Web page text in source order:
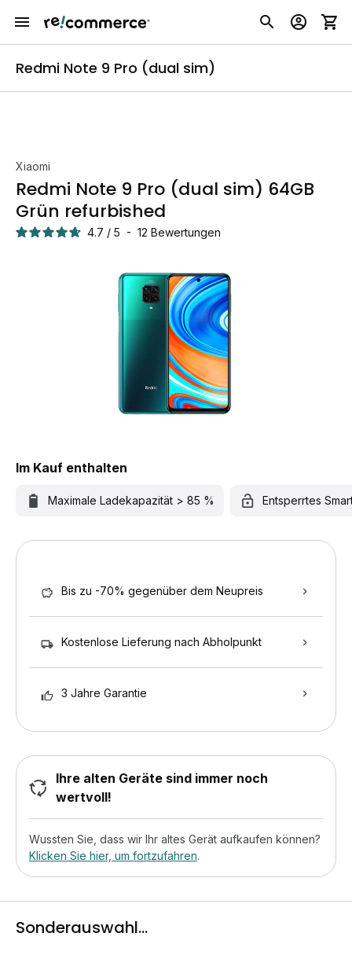
Redmi Note 9 Pro (dual sim)
Xiaomi
Redmi Note 9 Pro (dual sim) 64GB
Grün refurbished
4.7 / 5 - 12 Bewertungen
Im Kauf enthalten
Maximale Ladekapazität > 85 % Entsperrtes
Bis zu -70% gegenüber dem Neupreis
Kostenlose Lieferung nach Abholpunkt
3 Jahre Garantie
Ihre alten Geräte sind immer noch
wertvoll!
Wussten Sie, dass wir Ihr altes Gerät aufkaufen können?
Klicken Sie hier, um fortzufahren.
Sonderauswahl...